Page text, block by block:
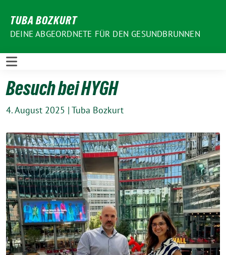
zum
Inhalt
TUBA BOZKURT
DEINE ABGEORDNETE FÜR DEN GESUNDBRUNNEN
Besuch bei HYGH
4. August 2025 | Tuba Bozkurt